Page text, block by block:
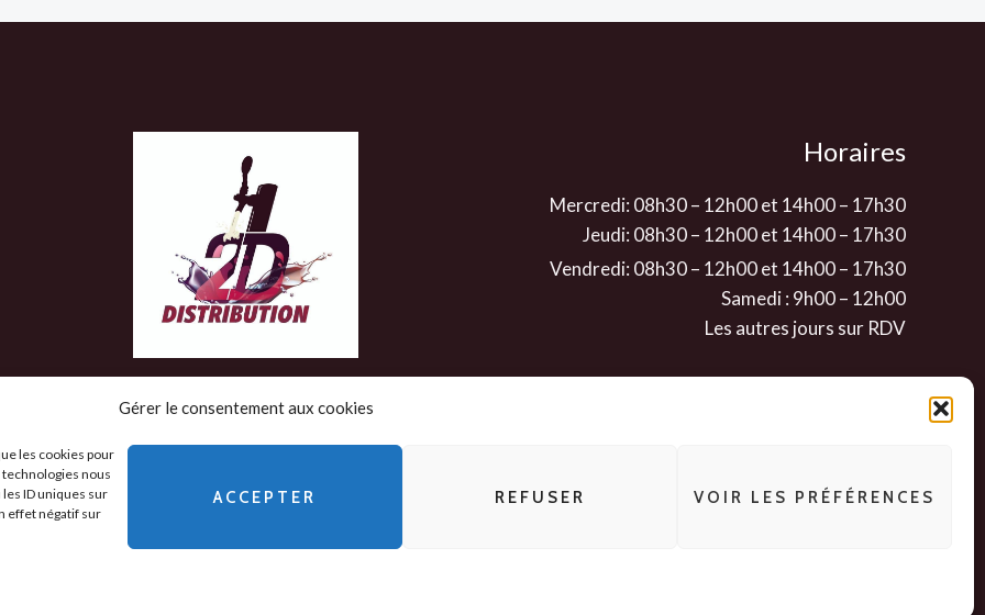
Gérer le consentement aux cookies
les cookies pour
nous
ID uniques sur
effet négatif sur
ACCEPTER REFUSER VOIR LES PRÉFÉRENCES
Horaires
Mercredi: 08h30 – 12h00 et 14h00 – 17h30
Jeudi: 08h30 – 12h00 et 14h00 – 17h30
Vendredi: 08h30 – 12h00 et 14h00 – 17h30
Samedi : 9h00 – 12h00
Les autres jours sur RDV
-